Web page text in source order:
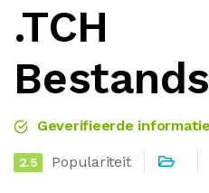
.TCH
Geverifieerde informatie
2.5 Populariteit